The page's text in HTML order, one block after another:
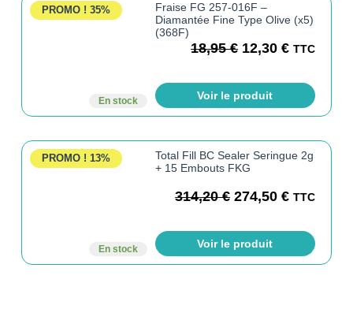
PROMO ! 35%
En stock
Fraise FG 257-016F –
Diamantée Fine Type Olive (x5)
(368F)
18,95€ 12,30€ TTC
Voir le produit
PROMO ! 13%
En stock
Total Fill BC Sealer Seringue 2g
+ 15 Embouts FKG
314,20€ 274,50€ TTC
Voir le produit